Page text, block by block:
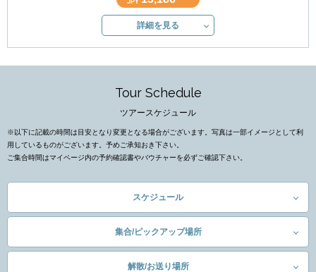
詳細を見る
Tour Schedule
ツアースケジュール
※以下に記載の時間は目安となり変更となる場合がございます。写真は一部イメージとして利
用しているものがございます。予めご承知おき下さい。
ご集合時間はマイページ内の予約確認書やバウチャーを必ずご確認下さい。
スケジュール
集合/ピックアップ場所
解散/お送り場所